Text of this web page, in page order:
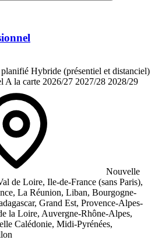
Hybride (présentiel et distanciel)
A la carte 2026/27 2027/28 2028/29
Nouvelle
de Loire, Ile-de-France (sans Paris),
La Réunion, Liban, Bourgogne-
Grand Est, Provence-Alpes-
la Loire, Auvergne-Rhône-Alpes,
Calédonie, Midi-Pyrénées,